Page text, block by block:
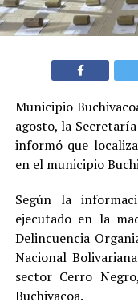
Municipio
agosto, la
informó que
en el municipio
Según la
ejecutado en la
Delincuencia
Nacional
sector Cerro
Buchivacoa.